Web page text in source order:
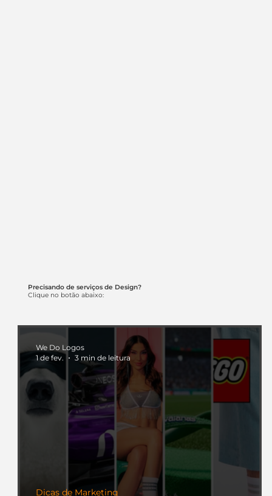
Precisando de serviços de Design?
Clique no botão abaixo:
Dicas de Marketing
We Do Logos
1 de fev.
3 min de leitura